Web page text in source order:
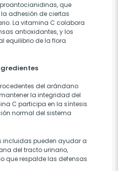
que
adhesión de ciertas
La vitamina C colabora
antioxidantes, y los
equilibrio de la flora
del arándano
la integridad del
C participa en la síntesis
normal del sistema
incluidas pueden ayudar a
del tracto urinario,
que respalde las defensas